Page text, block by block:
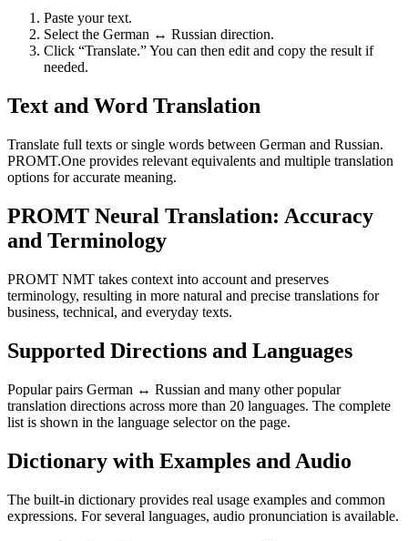
Paste your text.
Select the German ↔ Russian direction.
Click “Translate.” You can then edit and copy the result if
needed.
Text and Word Translation
Translate full texts or single words between German and Russian.
PROMT.One provides relevant equivalents and multiple translation
options for accurate meaning.
PROMT Neural Translation: Accuracy
and Terminology
PROMT NMT takes context into account and preserves
terminology, resulting in more natural and precise translations for
business, technical, and everyday texts.
Supported Directions and Languages
Popular pairs German ↔ Russian and many other popular
translation directions across more than 20 languages. The complete
list is shown in the language selector on the page.
Dictionary with Examples and Audio
The built-in dictionary provides real usage examples and common
expressions. For several languages, audio pronunciation is available.